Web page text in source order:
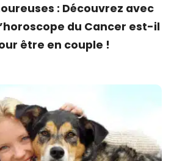
: Découvrez avec
du Cancer est-il
être en couple !